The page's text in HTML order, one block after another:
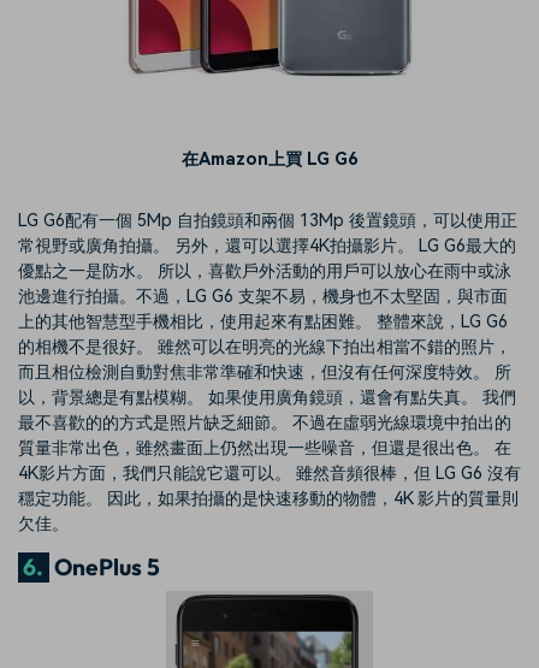
在Amazon上買 LG G6
LG G6配有一個 5Mp 自拍鏡頭和兩個 13Mp 後置鏡頭，可以使用正
常視野或廣角拍攝。 另外，還可以選擇4K拍攝影片。 LG G6最大的
優點之一是防水。 所以，喜歡戶外活動的用戶可以放心在雨中或泳
池邊進行拍攝。不過，LG G6 支架不易，機身也不太堅固，與市面
上的其他智慧型手機相比，使用起來有點困難。 整體來說，LG G6
的相機不是很好。 雖然可以在明亮的光線下拍出相當不錯的照片，
而且相位檢測自動對焦非常準確和快速，但沒有任何深度特效。 所
以，背景總是有點模糊。 如果使用廣角鏡頭，還會有點失真。 我們
最不喜歡的的方式是照片缺乏細節。 不過在虛弱光線環境中拍出的
質量非常出色，雖然畫面上仍然出現一些噪音，但還是很出色。 在
4K影片方面，我們只能說它還可以。 雖然音頻很棒，但 LG G6 沒有
穩定功能。 因此，如果拍攝的是快速移動的物體，4K 影片的質量則
欠佳。
6. OnePlus 5